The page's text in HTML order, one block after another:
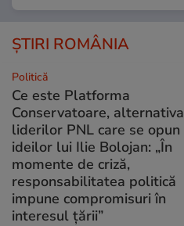
ȘTIRI ROMÂNIA
Politică
Ce este Platforma
Conservatoare, alternativa
liderilor PNL care se opun
ideilor lui Ilie Bolojan: „În
momente de criză,
responsabilitatea politică
impune compromisuri în
interesul țării”